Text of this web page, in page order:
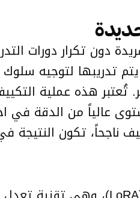
دون تكرار دورات
تدريبها لتوجيه
هذه عملية
عالياً من الدقة في
ناجحاً، تكون النتيجة